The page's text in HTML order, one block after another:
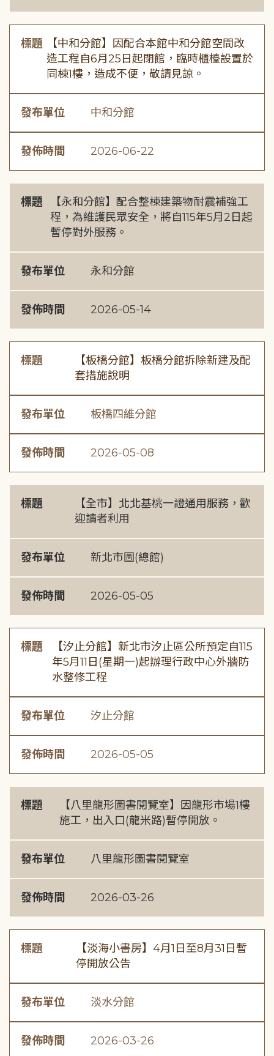
標題
【中和分館】因配合本館中和分館空間改
造工程自6月25日起閉館，臨時櫃檯設置於
同棟1樓，造成不便，敬請見諒。
發布單位 中和分館
發佈時間 2026-06-22
標題
【永和分館】配合整棟建築物耐震補強工
程，為維護民眾安全，將自115年5月2日起
暫停對外服務。
發布單位 永和分館
發佈時間 2026-05-14
標題
【板橋分館】板橋分館拆除新建及配
套措施說明
發布單位 板橋四維分館
發佈時間 2026-05-08
標題
【全市】北北基桃一證通用服務，歡
迎讀者利用
發布單位 新北市圖(總館)
發佈時間 2026-05-05
標題
【汐止分館】新北市汐止區公所預定自115
年5月11日(星期一)起辦理行政中心外牆防
水整修工程
發布單位 汐止分館
發佈時間 2026-05-05
標題
【八里龍形圖書閱覽室】因龍形市場1樓
施工，出入口(龍米路)暫停開放。
發布單位 八里龍形圖書閱覽室
發佈時間 2026-03-26
標題
【淡海小書房】4月1日至8月31日暫
停開放公告
發布單位 淡水分館
發佈時間 2026-03-26